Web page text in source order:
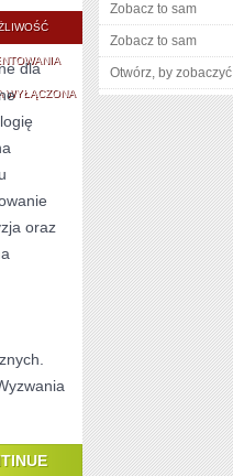
BEZPIECZEŃSTWO
I
NORMY
WYŁĄCZONA
dla
oraz
Zobacz to sam
Zobacz to sam
Otwórz, by zobaczyć